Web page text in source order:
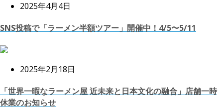
2025年4月4日
SNS投稿で「ラーメン半額ツアー」開催中！4/5〜5/11
2025年2月18日
「世界一暇なラーメン屋 近未来と日本文化の融合」店舗一時
休業のお知らせ